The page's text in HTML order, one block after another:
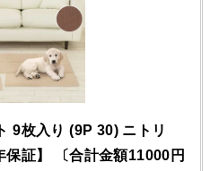
9枚入り (9P 30) ニトリ
保証】 〔合計金額11000円